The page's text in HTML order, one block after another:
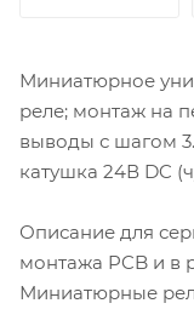
Миниатюрное
реле; монтаж на
выводы с шагом
катушка 24В DC
Описание для
монтажа PCB и в
Миниатюрные